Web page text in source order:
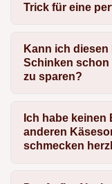
Trick für eine
Kann ich
Schinken schon
zu sparen?
Ich habe keinen
anderen
schmecken